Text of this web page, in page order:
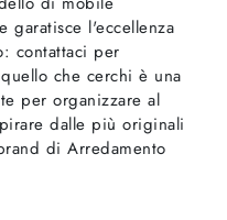
garatisce l'eccellenza
contattaci per
che cerchi è una
per organizzare al
dalle più originali
di Arredamento